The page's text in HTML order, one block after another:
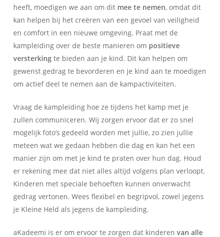
heeft, moedigen we aan om dit mee te nemen, omdat dit
kan helpen bij het creëren van een gevoel van veiligheid
en comfort in een nieuwe omgeving. Praat met de
kampleiding over de beste manieren om positieve
versterkingte bieden aan je kind. Dit kan helpen om
gewenst gedrag te bevorderen en je kind aan te moedigen
om actief deel te nemen aan de kampactiviteiten.
Vraag de kampleiding hoe ze tijdens het kamp met je
zullen communiceren. Wij zorgen ervoor dat er zo snel
mogelijk foto’s gedeeld worden met jullie, zo zien jullie
meteen wat we gedaan hebben die dag en kan het een
manier zijn om met je kind te praten over hun dag. Houd
er rekening mee dat niet alles altijd volgens plan verloopt.
Kinderen met speciale behoeften kunnen onverwacht
gedrag vertonen. Wees flexibel en begripvol, zowel jegens
je Kleine Held als jegens de kampleiding.
aKadeemi is er om ervoor te zorgen dat kinderen van alle